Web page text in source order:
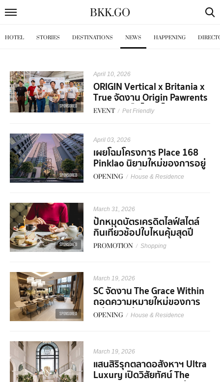
BKK.GO
HOTEL STORIES DESTINATIONS NEWS HAPPENING
SPONSORED
April 10, 2026
ORIGIN Vertical x Britania x
True จัดงาน Origin Pawrents
Talk เติมเต็มไลฟ์สไตล์คนรัก
EVENT / Pet Friendly
SPONSORED
April 03, 2026
เผยโฉมโครงการ Place 168
Pinklao นิยามใหม่ของการอยู่
อาศัย คอนเซ็ปต์ Live Smart
OPENING / House & Residence
SPONSORED
March 31, 2026
ปักหมุดบัตรเครดิตไลฟ์สไตล์
กินเที่ยวช้อปใบไหนคุ้มสุดปี
2026
PROMOTION / Shopping
SPONSORED
March 19, 2026
SC จัดงาน The Grace Within
ถอดความหมายใหม่ของการ
อยู่อาศัย ผ่าน 4 มุมมองความ
OPENING / House & Residence
March 19, 2026
แสนสิริรุกตลาดอสังหาฯ Ultra
Luxury เปิดวิสัยทัศน์ The